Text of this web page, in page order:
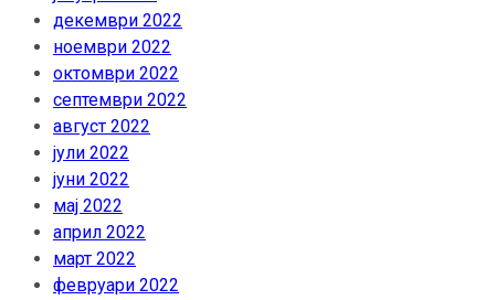
декември 2022
ноември 2022
октомври 2022
септември 2022
август 2022
јули 2022
јуни 2022
мај 2022
април 2022
март 2022
февруари 2022